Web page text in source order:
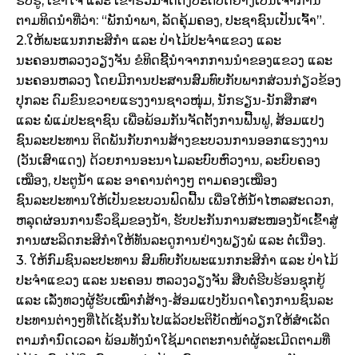
ຕາມທິດນຳທີ່ວ່າ: “ພັກນຳພາ, ລັດຄຸ້ມຄອງ, ປະຊາຊົນເປັນເຈົ້າ”.
2.ໃຫ້ພະແນກກະສິກຳ ແລະ ປ່າໄມ້ປະຈຳແຂວງ ແລະ
ນະຄອນຫລວງວຽງຈັນ ຂໍທິດຊີ້ນຳຈາກການນຳຂອງແຂວງ ແລະ
ນະຄອນຫລວງ ໂດຍມີການປະສານສົມທົບກັບພາກສ່ວນກ່ຽວຂ້ອງ
ປຸກລະ ດົມຂົນຂວາຍແຮງງານຊາວໜຸ່ມ, ນັກຮຽນ-ນັກສຶກສາ
ແລະ ພໍ່ແມ່ປະຊາຊົນ ເພື່ອພ້ອມກັນຈັດຕັ້ງການຟື້ນຟູ, ສ້ອມແປງ
ຊົນລະປະທານ ຕິດພັນກັບການສ້າງຂະບວນການອອກແຮງງານ
(ວັນເສົາແດງ) ດ້ວຍການອະນາໄມລະບົບຫົວງານ, ລະບົບຄອງ
ເໝືອງ, ປະຕູນ້ຳ ແລະ ອາຄານຕ່າງໆ ຕາມຄອງເໝືອງ
ຊົນລະປະທານໃຫ້ເປັນຂະບວນຟົດຟື້ນ ເພື່ອໃຫ້ນ້ຳໄຫລສະດວກ,
ຫລຸດຜ່ອນການຮົ່ວຊຶມຂອງນ້ຳ, ຮັບປະກັນການສະໜອງນ້ຳເຂົ້າສູ່
ການຜະລິດກະສິກຳໃຫ້ທັນລະດູການຢ່າງພຽງພໍ ແລະ ຕໍ່ເນື່ອງ.
3. ໃຫ້ກົມຊົນລະປະທານ ສົມທົບກັບພະແນກກະສິກຳ ແລະ ປ່າໄມ້
ປະຈຳແຂວງ ແລະ ນະຄອນ ຫລວງວຽງຈັນ ສືບຕໍ່ຮີບຮ້ອນຊຸກຍູ້
ແລະ ເລັ່ງທວງຜູ້ຮັບເໝົາກໍ່ສ້າງ-ສ້ອມແປງບັນດາໂຄງການຊົນລະ
ປະທານຕ່າງໆທີ່ໄດ້ເຊັນກັນໄປແລ້ວປະຕິບັດໜ້າວຽກໃຫ້ສຳເລັດ
ຕາມກຳນົດເວລາ ພ້ອມທັງນຳໃຊ້ມາດຕະການຕໍ່ຜູ້ລະເມີດຕາມທີ່